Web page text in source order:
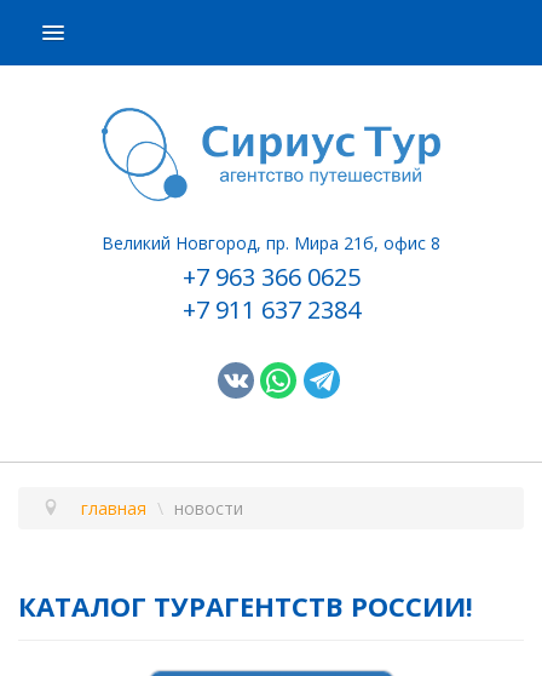
ГОРЯЩИЕ ТУРЫ
СТРАНЫ
О КОМПАНИИ
КОНТАКТЫ
Великий Новгород, пр. Мира 21б, офис 8
+7 963 366 0625
+7 911 637 2384
главная \ новости
КАТАЛОГ ТУРАГЕНТСТВ РОССИИ!